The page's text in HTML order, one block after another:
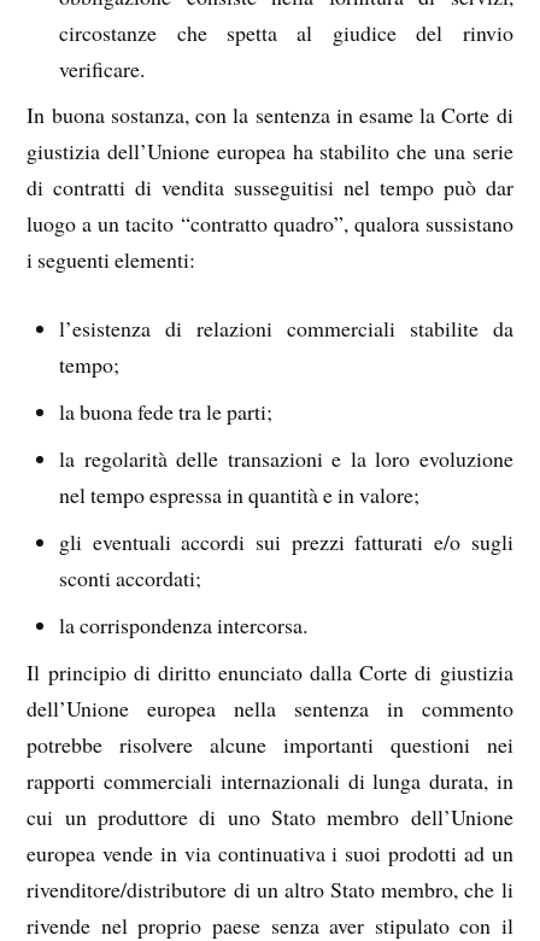
circostanze che spetta al giudice del rinvio
verificare.
In buona sostanza, con la sentenza in esame la Corte di
giustizia dell’Unione europea ha stabilito che una serie
di contratti di vendita susseguitisi nel tempo può dar
luogo a un tacito “contratto quadro”, qualora sussistano
i seguenti elementi:
l’esistenza di relazioni commerciali stabilite da
tempo;
la buona fede tra le parti;
la regolarità delle transazioni e la loro evoluzione
nel tempo espressa in quantità e in valore;
gli eventuali accordi sui prezzi fatturati e/o sugli
sconti accordati;
la corrispondenza intercorsa.
Il principio di diritto enunciato dalla Corte di giustizia
dell’Unione europea nella sentenza in commento
potrebbe risolvere alcune importanti questioni nei
rapporti commerciali internazionali di lunga durata, in
cui un produttore di uno Stato membro dell’Unione
europea vende in via continuativa i suoi prodotti ad un
rivenditore/distributore di un altro Stato membro, che li
rivende nel proprio paese senza aver stipulato con il